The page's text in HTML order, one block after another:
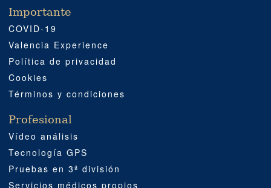
Importante
COVID-19
Valencia Experience
Política de privacidad
Cookies
Términos y condiciones
Profesional
Vídeo análisis
Tecnología GPS
Pruebas en 3ª división
Servicios médicos propios